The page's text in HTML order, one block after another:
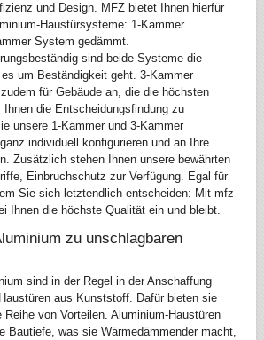
und Design. MFZ bietet Ihnen hierfür
Haustürsysteme: 1-Kammer
System gedämmt.
sind beide Systeme die
um Beständigkeit geht. 3-Kammer
für Gebäude an, die die höchsten
die Entscheidungsfindung zu
unsere 1-Kammer und 3-Kammer
individuell konfigurieren und an Ihre
Zusätzlich stehen Ihnen unsere bewährten
Einbruchschutz zur Verfügung. Egal für
Sie sich letztendlich entscheiden: Mit mfz-
Ihnen die höchste Qualität ein und bleibt.
zu unschlagbaren
sind in der Regel in der Anschaffung
aus Kunststoff. Dafür bieten sie
Reihe von Vorteilen. Aluminium-Haustüren
Bautiefe, was sie Wärmedämmender macht,